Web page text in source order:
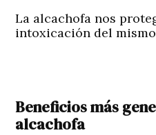
La alcachofa nos
intoxicación del
Beneficios más
alcachofa